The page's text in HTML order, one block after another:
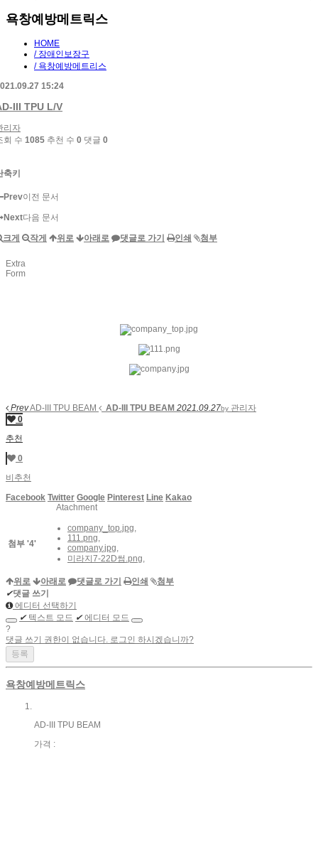
욕창예방메트릭스
HOME
/ 장애인보장구
/ 욕창예방메트리스
15:24
III TPU L/V
리자
회 수 1085 추천 수 0 댓글 0
축키
Prev이전 문서
Next다음 문서
크게 작게 위로 아래로 댓글로 가기 인쇄 첨부
Extra
Form
PrevAD-III TPU BEAM AD-III TPU BEAM 2021.09.27by 관리자
0
추천
0
비추천
Facebook Twitter Google Pinterest Line Kakao
Atachment
첨부 '4'
company_top.jpg
111.png
company.jpg
미라지7-22D썸.png
위로 아래로 댓글로 가기 인쇄
첨부
✔댓글 쓰기
에디터 선택하기
✔ 텍스트 모드 ✔에디터 모드
?
댓글 쓰기 권한이 없습니다. 로그인 하시겠습니까?
욕창예방메트릭스
AD-III TPU BEAM
가격 :